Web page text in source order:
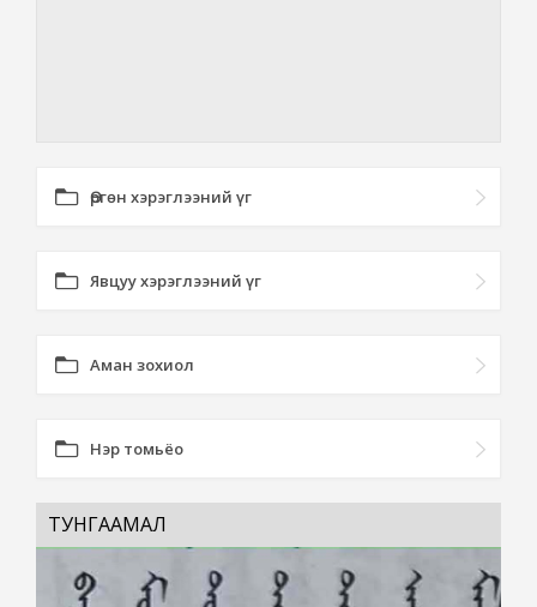
Өргөн хэрэглээний үг
Явцуу хэрэглээний үг
Аман зохиол
Нэр томьёо
ТУНГААМАЛ